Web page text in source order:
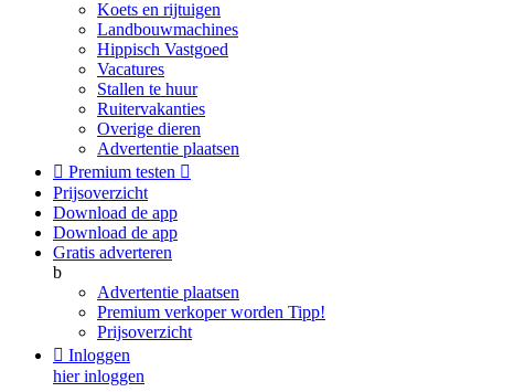
Koets en rijtuigen
Landbouwmachines
Hippisch Vastgoed
Vacatures
Stallen te huur
Ruitervakanties
Overige dieren
Advertentie plaatsen
 Premium testen 
Prijsoverzicht
Download de app
Download de app
Gratis adverteren
b
Advertentie plaatsen
Premium verkoper worden Tipp!
Prijsoverzicht
 Inloggen
hier inloggen